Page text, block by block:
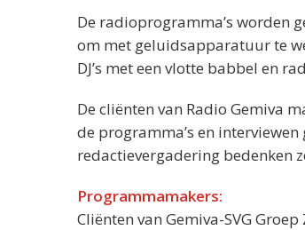
De radioprogramma’s worden
om met geluidsapparatuur te
DJ’s met een vlotte babbel en
De cliënten van Radio Gemiva
de programma’s en
redactievergadering bedenken
Programmamakers:
Cliënten van Gemiva-SVG